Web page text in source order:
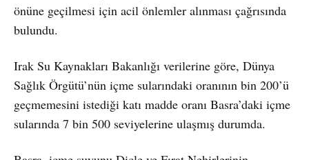
önüne geçilmesi için acil önlemler alınması çağrısında
bulundu.
Irak Su Kaynakları Bakanlığı verilerine göre, Dünya
Sağlık Örgütü’nün içme sularındaki oranının bin 200’ü
geçmemesini istediği katı madde oranı Basra’daki içme
sularında 7 bin 500 seviyelerine ulaşmış durumda.